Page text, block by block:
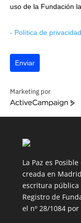
uso de la Fundación
- Política de privacidad
Enviar
Marketing por
ActiveCampaign
La Paz es
creada en
escritura
Registro de
el nº 28/1084